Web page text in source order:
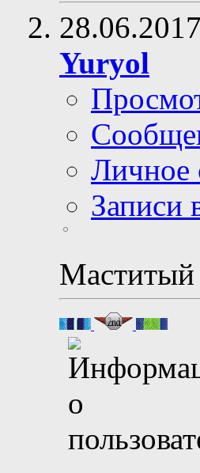
Yuryol
Личное
Записи
Маститый